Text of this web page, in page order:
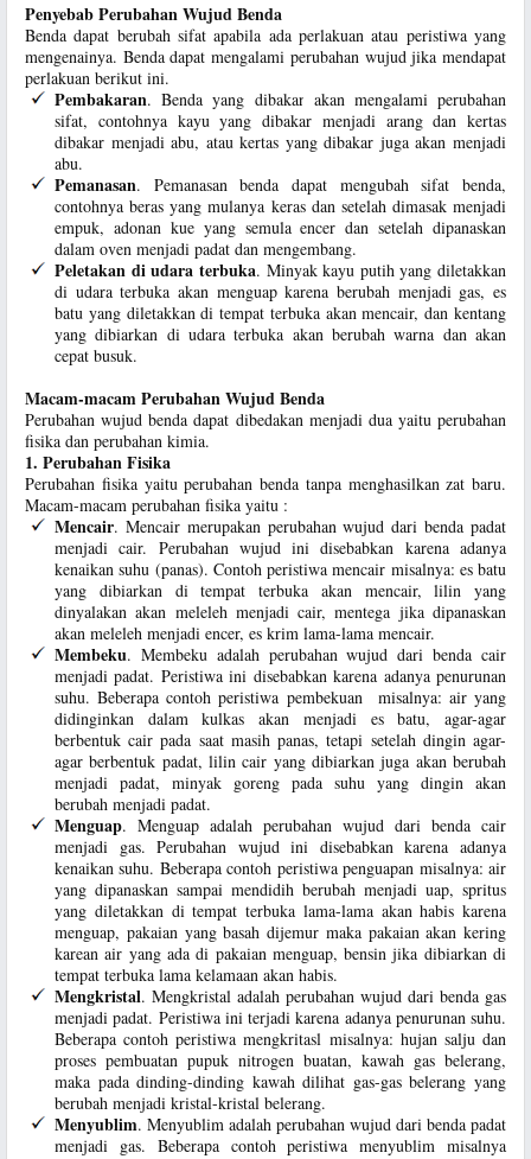
Penyebab Perubahan Wujud Benda
Benda dapat berubah sifat apabila ada perlakuan atau peristiwa yang
mengenainya. Benda dapat mengalami perubahan wujud jika mendapat
perlakuan berikut ini.
Pembakaran. Benda yang dibakar akan mengalami perubahan
sifat, contohnya kayu yang dibakar menjadi arang dan kertas
dibakar menjadi abu, atau kertas yang dibakar juga akan menjadi
abu.
Pemanasan. Pemanasan benda dapat mengubah sifat benda,
contohnya beras yang mulanya keras dan setelah dimasak menjadi
empuk, adonan kue yang semula encer dan setelah dipanaskan
dalam oven menjadi padat dan mengembang.
Peletakan di udara terbuka. Minyak kayu putih yang diletakkan
di udara terbuka akan menguap karena berubah menjadi gas, es
batu yang diletakkan di tempat terbuka akan mencair, dan kentang
yang dibiarkan di udara terbuka akan berubah warna dan akan
cepat busuk.
Macam-macam Perubahan Wujud Benda
Perubahan wujud benda dapat dibedakan menjadi dua yaitu perubahan
fisika dan perubahan kimia.
1. Perubahan Fisika
Perubahan fisika yaitu perubahan benda tanpa menghasilkan zat baru.
Macam-macam perubahan fisika yaitu :
Mencair. Mencair merupakan perubahan wujud dari benda padat
menjadi cair. Perubahan wujud ini disebabkan karena adanya
kenaikan suhu (panas). Contoh peristiwa mencair misalnya: es batu
yang dibiarkan di tempat terbuka akan mencair, lilin yang
dinyalakan akan meleleh menjadi cair, mentega jika dipanaskan
akan meleleh menjadi encer, es krim lama-lama mencair.
Membeku. Membeku adalah perubahan wujud dari benda cair
menjadi padat. Peristiwa ini disebabkan karena adanya penurunan
suhu. Beberapa contoh peristiwa pembekuan misalnya: air yang
didinginkan dalam kulkas akan menjadi es batu, agar-agar
berbentuk cair pada saat masih panas, tetapi setelah dingin agar-
agar berbentuk padat, lilin cair yang dibiarkan juga akan berubah
menjadi padat, minyak goreng pada suhu yang dingin akan
berubah menjadi padat.
Menguap. Menguap adalah perubahan wujud dari benda cair
menjadi gas. Perubahan wujud ini disebabkan karena adanya
kenaikan suhu. Beberapa contoh peristiwa penguapan misalnya: air
yang dipanaskan sampai mendidih berubah menjadi uap, spritus
yang diletakkan di tempat terbuka lama-lama akan habis karena
menguap, pakaian yang basah dijemur maka pakaian akan kering
karean air yang ada di pakaian menguap, bensin jika dibiarkan di
tempat terbuka lama kelamaan akan habis.
Mengkristal. Mengkristal adalah perubahan wujud dari benda gas
menjadi padat. Peristiwa ini terjadi karena adanya penurunan suhu.
Beberapa contoh peristiwa mengkritasl misalnya: hujan salju dan
proses pembuatan pupuk nitrogen buatan, kawah gas belerang,
maka pada dinding-dinding kawah dilihat gas-gas belerang yang
berubah menjadi kristal-kristal belerang.
Menyublim. Menyublim adalah perubahan wujud dari benda padat
menjadi gas. Beberapa contoh peristiwa menyublim misalnya